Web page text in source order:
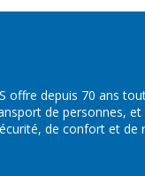
offre depuis 70 ans
de personnes,
de confort et de